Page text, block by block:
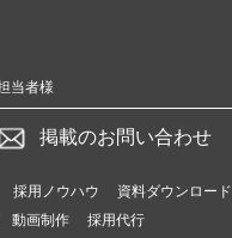
当者様
掲載のお問い合わせ
採用ノウハウ 資料ダウンロード
動画制作 採用代行